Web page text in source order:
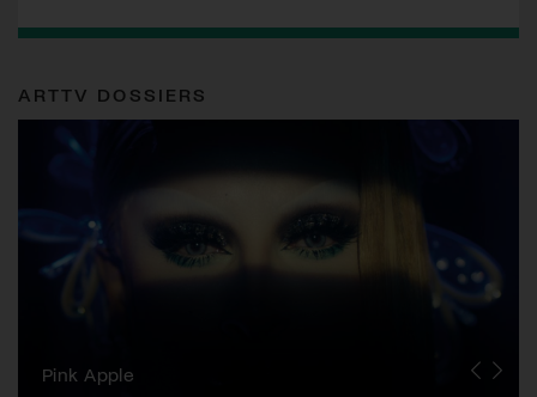
ARTTV DOSSIERS
Zurich Film Festival
Pink Apple
Locarno Film Festival
Human Rights Film Festival Zurich
Yesh! Neues aus der jüdischen Filmwelt
Neuchâtel International Fantastic Film Festival
Visions du Réel
Berlinale
Solothurner Filmtage
Geneva International Film Festival